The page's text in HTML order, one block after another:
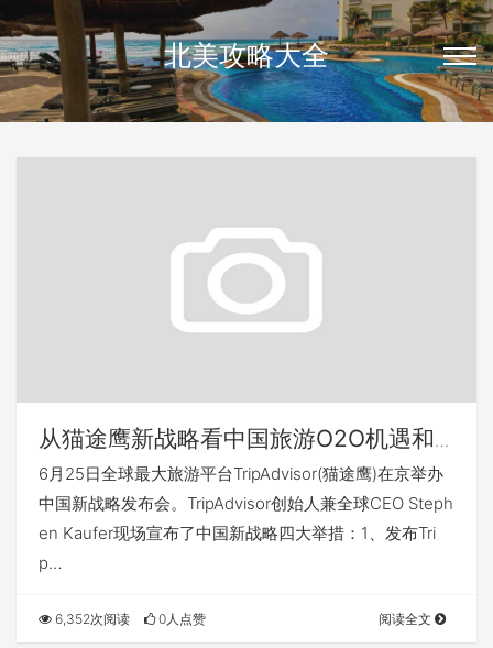
北美攻略大全
从猫途鹰新战略看中国旅游O2O机遇和
挑战
6月25日全球最大旅游平台TripAdvisor(猫途鹰)在京举办
中国新战略发布会。TripAdvisor创始人兼全球CEO Steph
en Kaufer现场宣布了中国新战略四大举措：1、发布Tri
p…
6,352次阅读 0人点赞 阅读全文